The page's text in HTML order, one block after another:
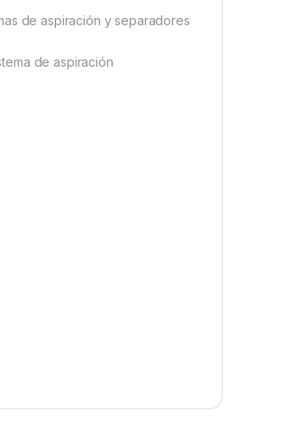
de aspiración y separadores
de aspiración